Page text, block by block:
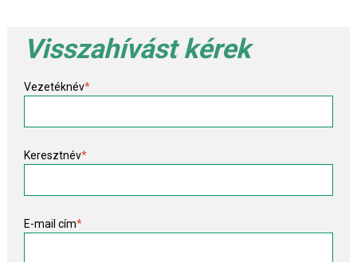
Visszahívást kérek
Vezetéknév*
Keresztnév*
E-mail cím*